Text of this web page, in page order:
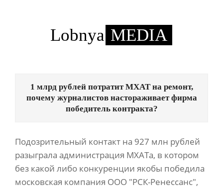
Lobnya MEDIA
1 млрд рублей потратит МХАТ на ремонт,
почему журналистов настораживает фирма
победитель контракта?
Подозрительный контакт на 927 млн рублей
разыграла администрация МХАТа, в котором
без какой либо конкуренции якобы победила
московская компания ООО "РСК-Ренессанс",